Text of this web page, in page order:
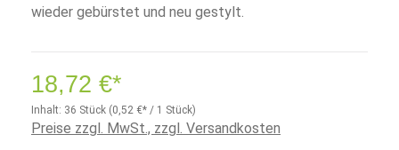
wieder gebürstet und neu gestylt.
18,72 €*
Inhalt: 36 Stück (0,52 €* / 1 Stück)
Preise zzgl. MwSt., zzgl. Versandkosten